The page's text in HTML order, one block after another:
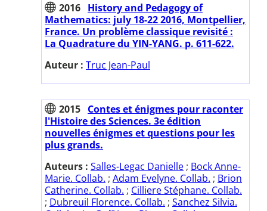
2016 History and Pedagogy of
Mathematics: july 18-22 2016, Montpellier,
France. Un problème classique revisité :
La Quadrature du YIN-YANG. p. 611-622.
Auteur : Truc Jean-Paul
2015 Contes et énigmes pour raconter
l'Histoire des Sciences. 3e édition
nouvelles énigmes et questions pour les
plus grands.
Auteurs : Salles-Legac Danielle ; Bock Anne-
Marie. Collab. ; Adam Evelyne. Collab. ; Brion
Catherine. Collab. ; Cilliere Stéphane. Collab.
; Dubreuil Florence. Collab. ; Sanchez Silvia.